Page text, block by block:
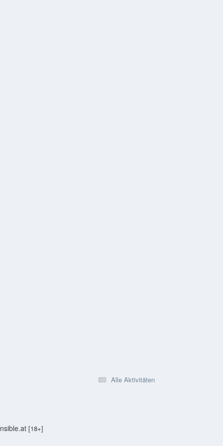
Alle Aktivitäten
[18+]